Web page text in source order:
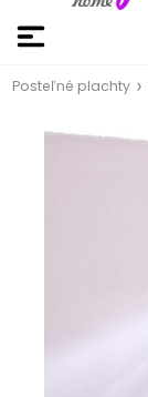
Posteľné plachty